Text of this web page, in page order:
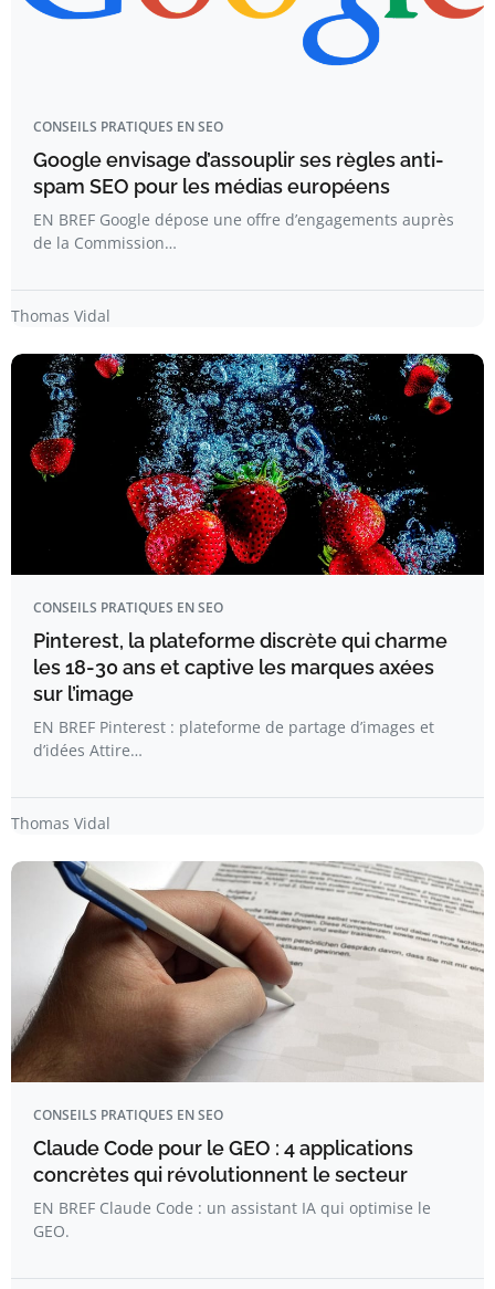
CONSEILS PRATIQUES EN SEO
Google envisage d’assouplir ses règles anti-
spam SEO pour les médias européens
EN BREF Google dépose une offre d’engagements auprès
de la Commission…
Thomas Vidal
CONSEILS PRATIQUES EN SEO
Pinterest, la plateforme discrète qui charme
les 18-30 ans et captive les marques axées
sur l’image
EN BREF Pinterest : plateforme de partage d’images et
d’idées Attire…
Thomas Vidal
CONSEILS PRATIQUES EN SEO
Claude Code pour le GEO : 4 applications
concrètes qui révolutionnent le secteur
EN BREF Claude Code : un assistant IA qui optimise le
GEO.